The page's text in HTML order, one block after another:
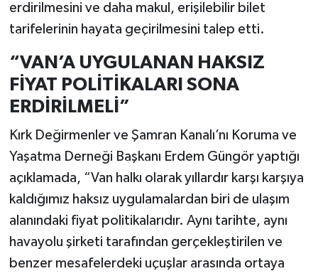
erdirilmesini ve daha makul, erişilebilir bilet
tarifelerinin hayata geçirilmesini talep etti.
“VAN’A UYGULANAN HAKSIZ
FİYAT POLİTİKALARI SONA
ERDİRİLMELİ”
Kırk Değirmenler ve Şamran Kanalı’nı Koruma ve
Yaşatma Derneği Başkanı Erdem Güngör yaptığı
açıklamada, “Van halkı olarak yıllardır karşı karşıya
kaldığımız haksız uygulamalardan biri de ulaşım
alanındaki fiyat politikalarıdır. Aynı tarihte, aynı
havayolu şirketi tarafından gerçekleştirilen ve
benzer mesafelerdeki uçuşlar arasında ortaya